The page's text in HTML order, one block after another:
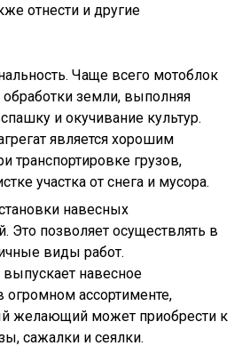
отнести и другие
Чаще всего мотоблок
земли, выполняя
и окучивание культур.
является хорошим
транспортировке грузов,
участка от снега и мусора.
навесных
Это позволяет осуществлять в
виды работ.
навесное
огромном ассортименте,
желающий может приобрести к
сажалки и сеялки.